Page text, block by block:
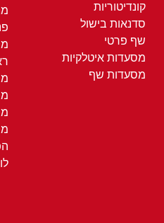
קונדיטוריות
סדנאות בישול
שף פרטי
מסעדות איטלקיות
מסעדות שף